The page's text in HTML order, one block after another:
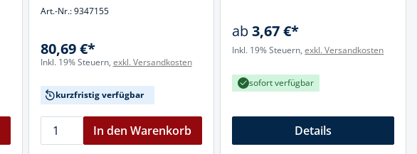
Art.-Nr.: 9347155
80,69 €*
Inkl. 19% Steuern, exkl. Versandkosten
kurzfristig verfügbar
In den Warenkorb
ab3,67 €*
Inkl. 19% Steuern,exkl. Versandkosten
sofort verfügbar
Details